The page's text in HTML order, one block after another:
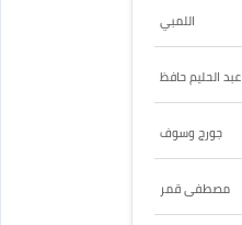
اللمبي
عبد الحليم حافظ
جورج وسوف
مصطفى قمر